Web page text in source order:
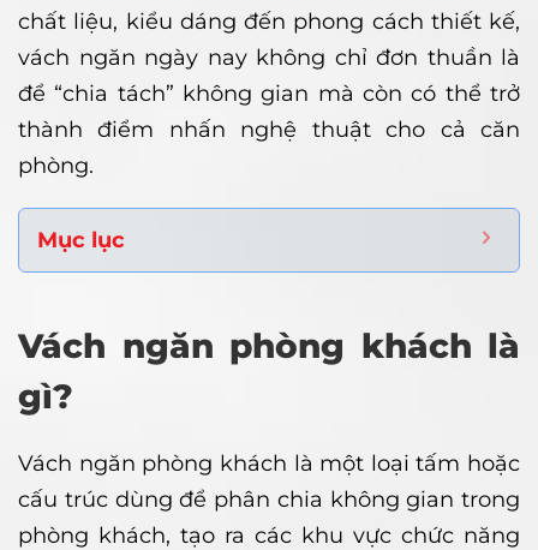
chất liệu, kiểu dáng đến phong cách thiết kế,
vách ngăn ngày nay không chỉ đơn thuần là
để “chia tách” không gian mà còn có thể trở
thành điểm nhấn nghệ thuật cho cả căn
phòng.
Mục lục
Vách ngăn phòng khách là
gì?
Vách ngăn phòng khách là một loại tấm hoặc
cấu trúc dùng để phân chia không gian trong
phòng khách, tạo ra các khu vực chức năng